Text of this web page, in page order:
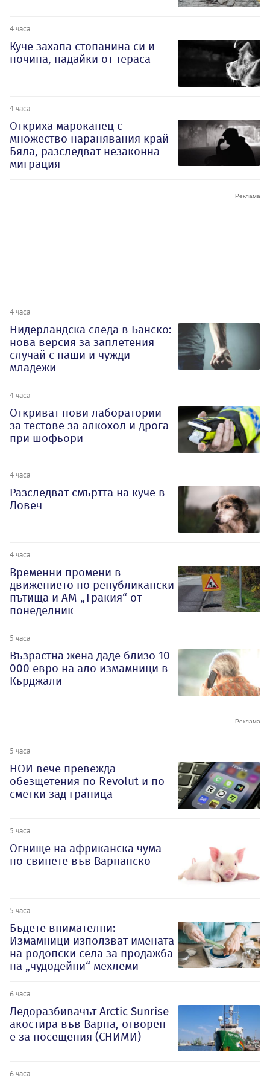
4 часа
Куче захапа стопанина си и
почина, падайки от тераса
4 часа
Откриха мароканец с
множество наранявания край
Бяла, разследват незаконна
миграция
4 часа
Нидерландска следа в Банско:
нова версия за заплетения
случай с наши и чужди
младежи
4 часа
Откриват нови лаборатории
за тестове за алкохол и дрога
при шофьори
4 часа
Разследват смъртта на куче в
Ловеч
4 часа
Временни промени в
движението по републикански
пътища и АМ „Тракия“ от
понеделник
5 часа
Възрастна жена даде близо 10
000 евро на ало измамници в
Кърджали
5 часа
НОИ вече превежда
обезщетения по Revolut и по
сметки зад граница
5 часа
Огнище на африканска чума
по свинете във Варнанско
5 часа
Бъдете внимателни:
Измамници използват имената
на родопски села за продажба
на „чудодейни“ мехлеми
6 часа
Ледоразбивачът Arctic Sunrise
акостира във Варна, отворен
е за посещения (СНИМИ)
6 часа